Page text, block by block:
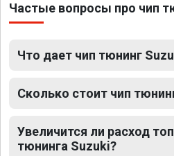
Частые вопросы про чип
Что дает чип тюнинг
Сколько стоит чип
Увеличится ли расход
тюнинга Suzuki?